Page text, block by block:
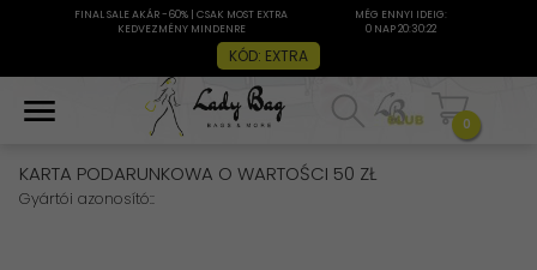
FINAL SALE AKÁR -60% | CSAK MOST EXTRA
KEDVEZMÉNY MINDENRE
KÓD: EXTRA
MÉG ENNYI IDEIG:
0 NAP 20:30:21
0
KARTA PODARUNKOWA O WARTOŚCI 50 ZŁ
Gyártói azonosító::